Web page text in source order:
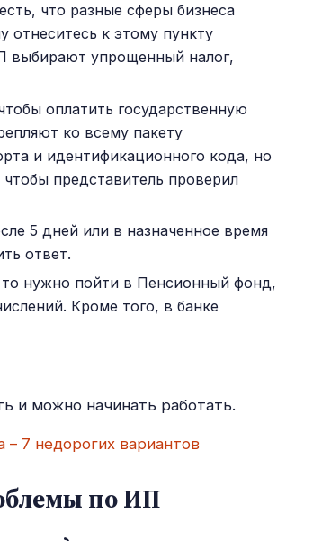
что разные сферы бизнеса
отнеситесь к этому пункту
выбирают упрощенный налог,
оплатить государственную
ко всему пакету
и идентификационного кода, но
представитель проверил
5 дней или в назначенное время
ответ.
нужно пойти в Пенсионный фонд,
Кроме того, в банке
и можно начинать работать.
– 7 недорогих вариантов
по ИП